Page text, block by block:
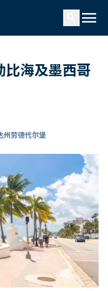
menu
比海及墨西哥
州劳德代尔堡